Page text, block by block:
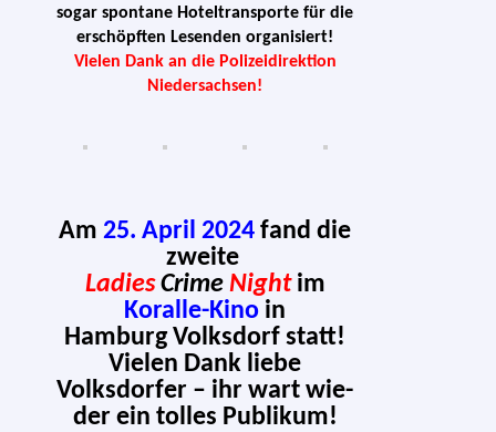
sogar spon­ta­ne Hoteltransporte für die
erschöpf­ten Lesenden organisiert!
Vielen Dank an die Polizeidirektion
Niedersachsen!
Am25. April 2024 fand die
zweite
LadiesCrime Nightim
Koralle-Kino in
Hamburg Volksdorf statt!
Vielen Dank lie­be
Volksdorfer – ihr wart wie­
der ein tol­les Publikum!